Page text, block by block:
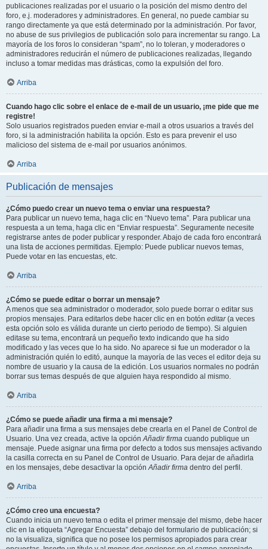
publicaciones realizadas por el usuario o la posición del mismo dentro del
foro, e.j. moderadores y administradores. En general, no puede cambiar su
rango directamente ya que está determinado por la administración. Por favor,
no abuse de sus privilegios de publicación solo para incrementar su rango. La
mayoría de los foros lo consideran “spam”, no lo toleran, y moderadores o
administradores reducirán el número de publicaciones realizadas, llegando
incluso a tomar medidas mas drásticas, como la expulsión del foro.
Arriba
Cuando hago clic sobre el enlace de e-mail de un usuario, ¡me pide que me
registre!
Solo usuarios registrados pueden enviar e-mail a otros usuarios a través del
foro, si la administración habilita la opción. Esto es para prevenir el uso
malicioso del sistema de e-mail por usuarios anónimos.
Arriba
Publicación de mensajes
¿Cómo puedo crear un nuevo tema o enviar una respuesta?
Para publicar un nuevo tema, haga clic en “Nuevo tema”. Para publicar una
respuesta a un tema, haga clic en “Enviar respuesta”. Seguramente necesite
registrarse antes de poder publicar y responder. Abajo de cada foro encontrará
una lista de acciones permitidas. Ejemplo: Puede publicar nuevos temas,
Puede votar en las encuestas, etc.
Arriba
¿Cómo se puede editar o borrar un mensaje?
A menos que sea administrador o moderador, solo puede borrar o editar sus
propios mensajes. Para editarlos debe hacer clic en en botón editar(a veces
esta opción solo es válida durante un cierto periodo de tiempo). Si alguien
editase su tema, encontrará un pequeño texto indicando que ha sido
modificado y las veces que lo ha sido. No aparece si fue un moderador o la
administración quién lo editó, aunque la mayoría de las veces el editor deja su
nombre de usuario y la causa de la edición. Los usuarios normales no podrán
borrar sus temas después de que alguien haya respondido al mismo.
Arriba
¿Cómo se puede añadir una firma a mi mensaje?
Para añadir una firma a sus mensajes debe crearla en el Panel de Control de
Usuario. Una vez creada, active la opciónAñadir firma cuando publique un
mensaje. Puede asignar una firma por defecto a todos sus mensajes activando
la casilla correcta en su Panel de Control de Usuario. Para dejar de añadirla
en los mensajes, debe desactivar la opciónAñadir firma dentro del perfil.
Arriba
¿Cómo creo una encuesta?
Cuando inicia un nuevo tema o edita el primer mensaje del mismo, debe hacer
clic en la etiqueta “Agregar Encuesta” debajo del formulario de publicación; si
no la visualiza, significa que no posee los permisos apropiados para crear